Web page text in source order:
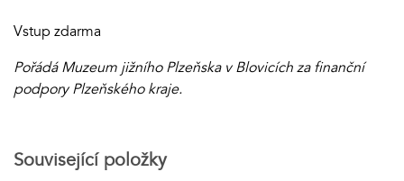
Vstup zdarma
Pořádá Muzeum jižního Plzeňska v Blovicích za finanční
podpory Plzeňského kraje.
Související položky